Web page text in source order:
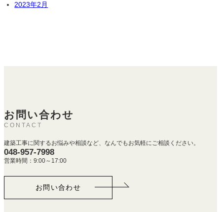
2023年2月
お問い合わせ
CONTACT
建築工事に関するお悩みや相談など、なんでもお気軽にご相談ください。
048-957-7998
営業時間：9:00～17:00
お問い合わせ